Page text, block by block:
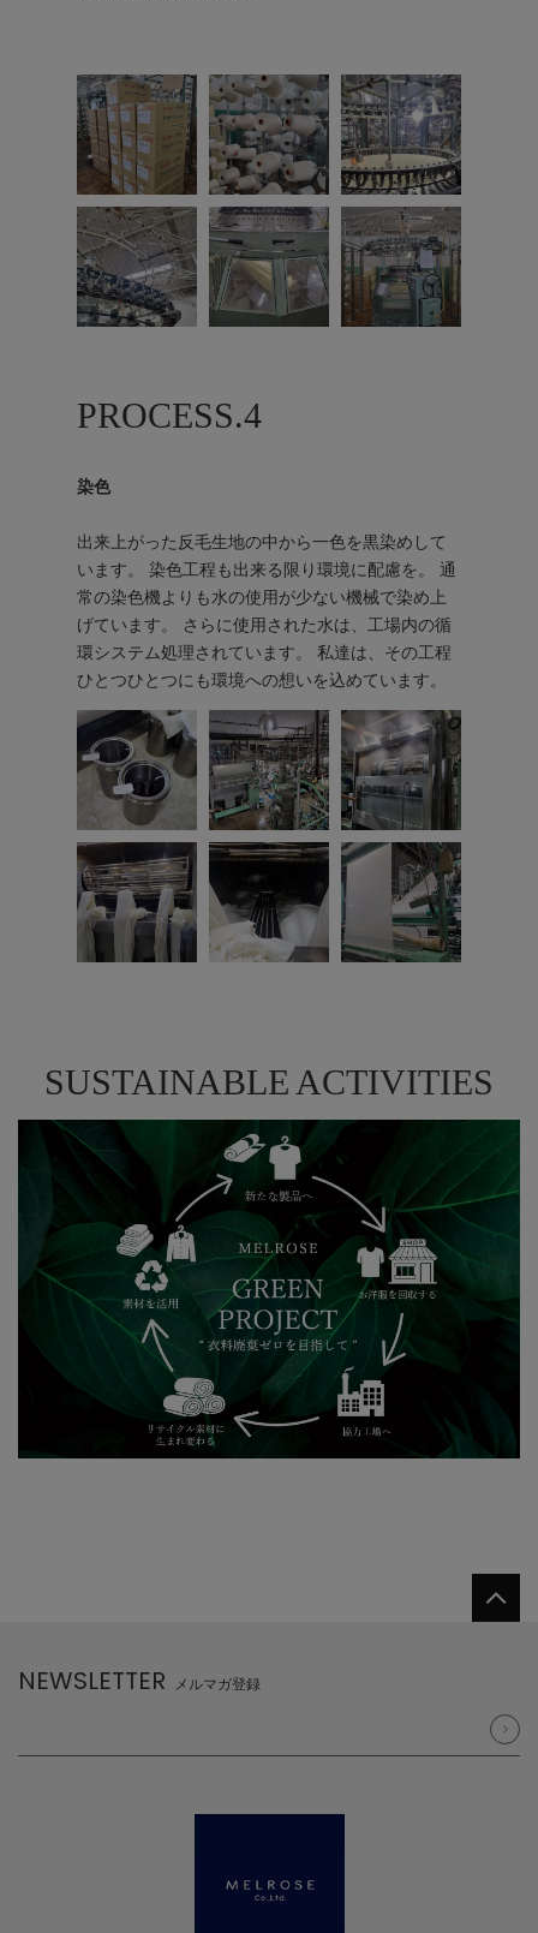
PROCESS.4
染色
出来上がった反毛生地の中から一色を黒染めして
います。 染色工程も出来る限り環境に配慮を。 通
常の染色機よりも水の使用が少ない機械で染め上
げています。 さらに使用された水は、工場内の循
環システム処理されています。 私達は、その工程
ひとつひとつにも環境への想いを込めています。
SUSTAINABLE ACTIVITIES
NEWSLETTER メルマガ登録